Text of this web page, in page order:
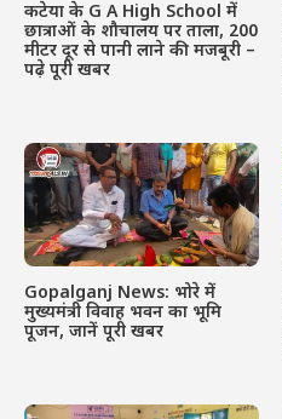
कटेया के G A High School में
छात्राओं के शौचालय पर ताला, 200
मीटर दूर से पानी लाने की मजबूरी –
पढ़े पूरी खबर
Gopalganj News: भोरे में
मुख्यमंत्री विवाह भवन का भूमि
पूजन, जानें पूरी खबर